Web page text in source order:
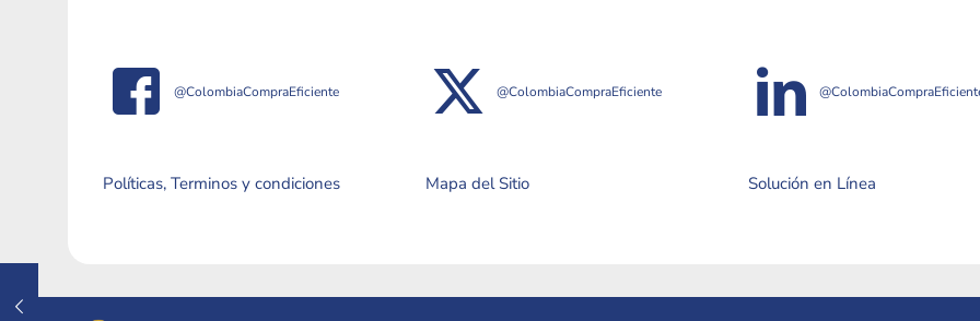
@ColombiaCompraEficiente @ColombiaCompraEficiente
Políticas, Terminos y condiciones Mapa del Sitio Solución en Línea